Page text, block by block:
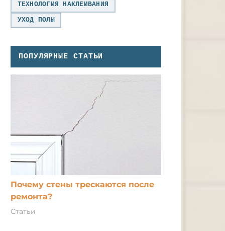
ТЕХНОЛОГИЯ НАКЛЕИВАНИЯ
УХОД ПОЛЫ
ПОПУЛЯРНЫЕ СТАТЬИ
Почему стены трескаются после
ремонта?
Статьи